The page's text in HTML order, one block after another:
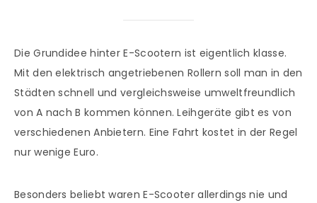
Die Grundidee hinter E-Scootern ist eigentlich klasse.
Mit den elektrisch angetriebenen Rollern soll man in den
Städten schnell und vergleichsweise umweltfreundlich
von A nach B kommen können. Leihgeräte gibt es von
verschiedenen Anbietern. Eine Fahrt kostet in der Regel
nur wenige Euro.
Besonders beliebt waren E-Scooter allerdings nie und